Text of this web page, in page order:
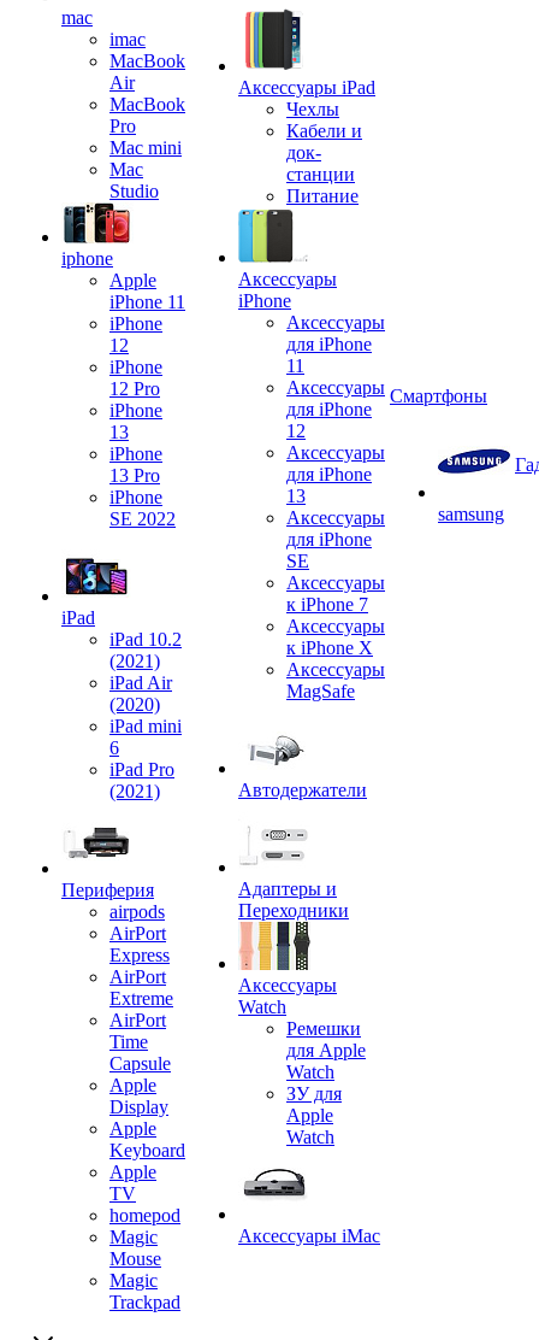
mac
imac
MacBook
Air
MacBook
Pro
Mac mini
Mac
Studio
iphone
Apple
iPhone 11
iPhone
12
iPhone
12 Pro
iPhone
13
iPhone
13 Pro
iPhone
SE 2022
iPad
iPad 10.2
(2021)
iPad Air
(2020)
iPad mini
6
iPad Pro
(2021)
Периферия
airpods
AirPort
Express
AirPort
Extreme
AirPort
Time
Capsule
Apple
Display
Apple
Keyboard
Apple
TV
homepod
Magic
Mouse
Magic
Trackpad
Аксессуары iPad
Чехлы
Кабели и
док-
станции
Питание
Аксессуары
iPhone
Аксессуары
для iPhone
11
Аксессуары
для iPhone
12
Аксессуары
для iPhone
13
Аксессуары
для iPhone
SE
Аксессуары
к iPhone 7
Аксессуары
к iPhone X
Аксессуары
MagSafe
Автодержатели
Адаптеры и
Переходники
Аксессуары
Watch
Ремешки
для Apple
Watch
ЗУ для
Apple
Watch
Аксессуары iMac
Смартфоны
samsung